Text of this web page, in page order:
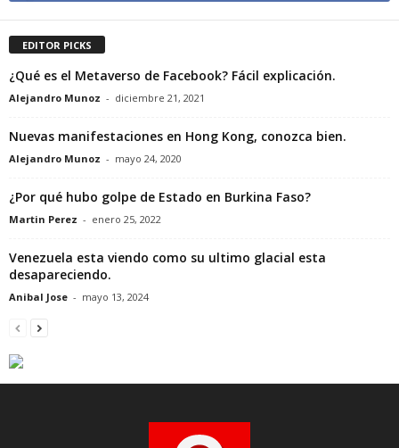
EDITOR PICKS
¿Qué es el Metaverso de Facebook? Fácil explicación.
Alejandro Munoz - diciembre 21, 2021
Nuevas manifestaciones en Hong Kong, conozca bien.
Alejandro Munoz - mayo 24, 2020
¿Por qué hubo golpe de Estado en Burkina Faso?
Martin Perez - enero 25, 2022
Venezuela esta viendo como su ultimo glacial esta
desapareciendo.
Anibal Jose - mayo 13, 2024